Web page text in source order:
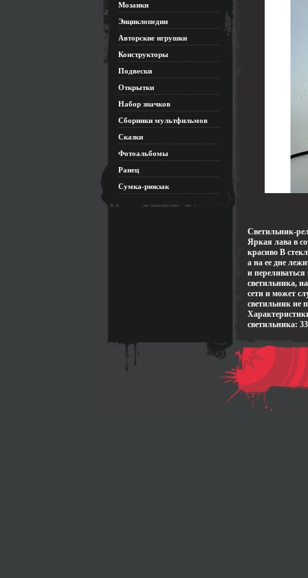
Мозаики
Энциклопедии
Авторские игрушки
Конструкторы
Подвески
Открытки
Набор значков
Сборники мультфильмов
Сказки
Фотоальбомы
Ранец
Сумка-рюкзак
Светильник-
Яркая лава в
красиво В
а на ее дне
и
светильника,
сети и может
светильник не
светильника: